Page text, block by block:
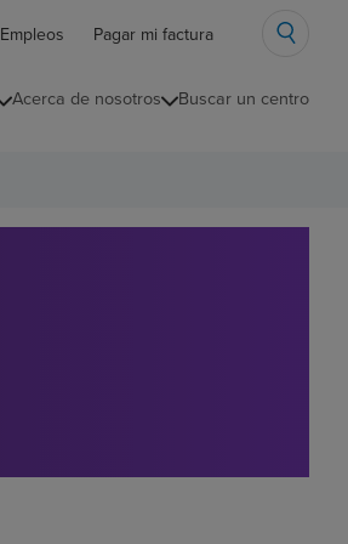
Empleos Pagar mi factura
Acerca de nosotros Buscar un centro